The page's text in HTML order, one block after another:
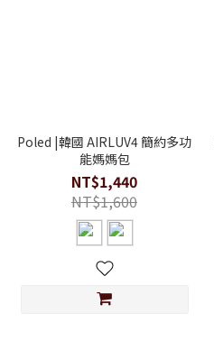
Poled |韓國 AIRLUV4 簡約多功
能媽媽包
NT$1,440
NT$1,600